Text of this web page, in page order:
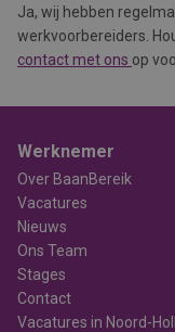
Ja, wij hebben
werkvoorbereiders.
contact met ons op
Werknemer
Over BaanBereik
Vacatures
Nieuws
Ons Team
Stages
Contact
Vacatures in Noord-